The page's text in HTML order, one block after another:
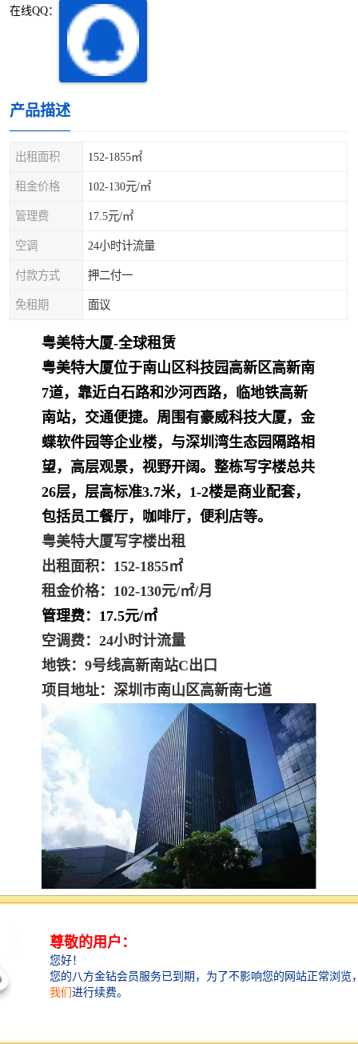
在线QQ：
产品描述
出租面积 152-1855㎡
租金价格 102-130元/㎡
管理费 17.5元/㎡
空调 24小时计流量
付款方式 押二付一
免租期 面议
粤美特大厦-全球租赁
粤美特大厦位于南山区科技园高新区高新南
7道，靠近白石路和沙河西路，临地铁高新
南站，交通便捷。周围有豪威科技大厦，金
蝶软件园等企业楼，与深圳湾生态园隔路相
望，高层观景，视野开阔。整栋写字楼总共
26层，层高标准3.7米，1-2楼是商业配套，
包括员工餐厅，咖啡厅，便利店等。
粤美特大厦写字楼出租
出租面积：152-1855㎡
租金价格：102-130元/㎡/月
管理费：17.5元/㎡
空调费：24小时计流量
地铁：9号线高新南站C出口
项目地址：深圳市南山区高新南七道
粤美特大厦基础信息
大厦名称：粤美特大厦
物业性质：写字楼（甲级）
蛇口
宝安西乡
龙华观澜